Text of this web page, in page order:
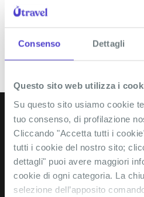
Consenso Dettagli
Questo sito web utilizza i
Su questo sito usiamo cookie
tuo consenso, di profilazione
Cliccando "Accetta tutti i
tutti i cookie del nostro sito;
dettagli" puoi avere maggiori
cookie di ogni categoria. La
selezione dell’apposito
ISCRIVITI ALLA